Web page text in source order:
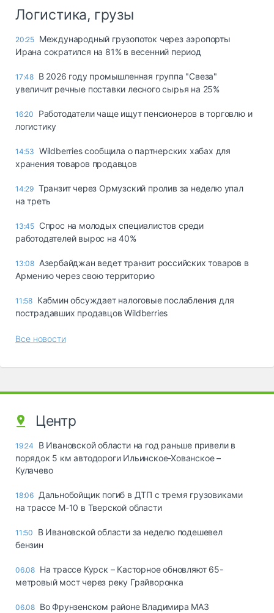
Логистика, грузы
20:25 Международный грузопоток через аэропорты
Ирана сократился на 81% в весенний период
17:48 В 2026 году промышленная группа "Свеза"
увеличит речные поставки лесного сырья на 25%
16:20
Работодатели чаще ищут пенсионеров в торговлю и
логистику
14:53 Wildberries сообщила о партнерских хабах для
хранения товаров продавцов
14:29 Транзит через Ормузский пролив за неделю упал
на треть
13:45 Спрос на молодых специалистов среди
работодателей вырос на 40%
13:08 Азербайджан ведет транзит российских товаров в
Армению через свою территорию
11:58 Кабмин обсуждает налоговые послабления для
пострадавших продавцов Wildberries
Все новости
Центр
19:24
В Ивановской области на год раньше привели в
порядок 5 км автодороги Ильинское-Хованское –
Кулачево
18:06 Дальнобойщик погиб в ДТП с тремя грузовиками
на трассе М-10 в Тверской области
11:50
В Ивановской области за неделю подешевел
бензин
06.08 На трассе Курск – Касторное обновляют 65-
метровый мост через реку Грайворонка
06.08 Во Фрунзенском районе Владимира МАЗ